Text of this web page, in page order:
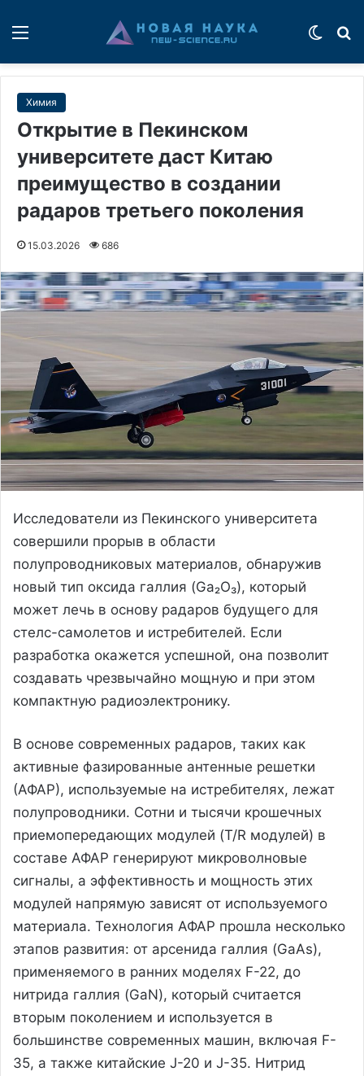
Химия
Открытие в Пекинском
университете даст Китаю
преимущество в создании
радаров третьего поколения
15.03.2026 686
Исследователи из Пекинского университета
совершили прорыв в области
полупроводниковых материалов, обнаружив
новый тип оксида галлия (Ga₂O₃), который
может лечь в основу радаров будущего для
стелс-самолетов и истребителей. Если
разработка окажется успешной, она позволит
создавать чрезвычайно мощную и при этом
компактную радиоэлектронику.
В основе современных радаров, таких как
активные фазированные антенные решетки
(АФАР), используемые на истребителях, лежат
полупроводники. Сотни и тысячи крошечных
приемопередающих модулей (T/R модулей) в
составе АФАР генерируют микроволновые
сигналы, а эффективность и мощность этих
модулей напрямую зависят от используемого
материала. Технология АФАР прошла несколько
этапов развития: от арсенида галлия (GaAs),
применяемого в ранних моделях F-22, до
нитрида галлия (GaN), который считается
вторым поколением и используется в
большинстве современных машин, включая F-
35, а также китайские J-20 и J-35. Нитрид